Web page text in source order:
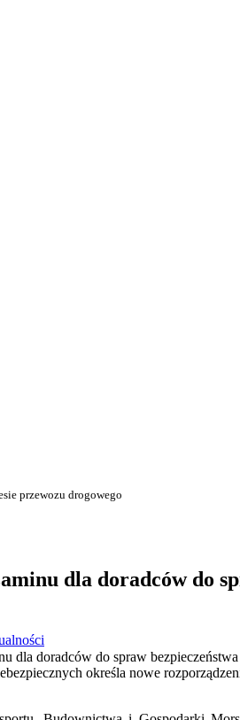
przewozu drogowego
dla doradców do
dla doradców do spraw
określa nowe